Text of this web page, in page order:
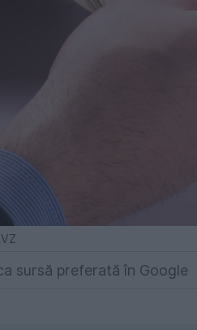
sursă preferată în Google